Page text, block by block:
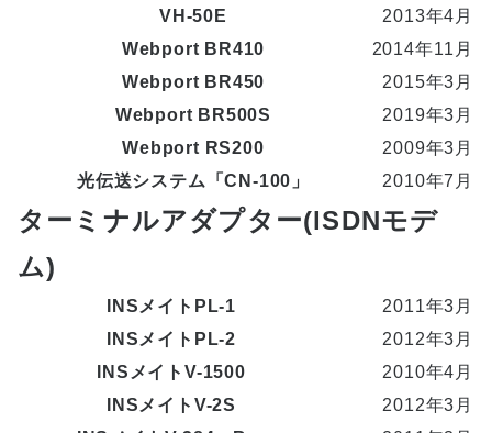
VH-50E
2013年4月
Webport BR410
2014年11月
Webport BR450
2015年3月
Webport BR500S
2019年3月
Webport RS200
2009年3月
光伝送システム「CN-100」
2010年7月
ターミナルアダプター(ISDNモデ
ム)
INSメイトPL-1
2011年3月
INSメイトPL-2
2012年3月
INSメイトV-1500
2010年4月
INSメイトV-2S
2012年3月